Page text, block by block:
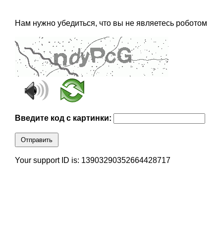
Нам нужно убедиться, что вы не являетесь роботом
Введите код с картинки:
Отправить
Your support ID is: 13903290352664428717